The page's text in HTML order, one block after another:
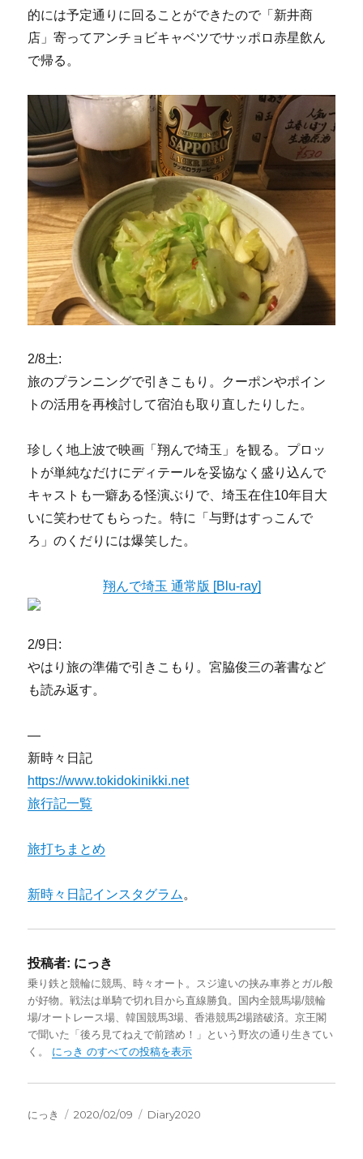
的には予定通りに回ることができたので「新井商
店」寄ってアンチョビキャベツでサッポロ赤星飲ん
で帰る。
2/8土:
旅のプランニングで引きこもり。クーポンやポイン
トの活用を再検討して宿泊も取り直したりした。
珍しく地上波で映画「翔んで埼玉」を観る。プロッ
トが単純なだけにディテールを妥協なく盛り込んで
キャストも一癖ある怪演ぶりで、埼玉在住10年目大
いに笑わせてもらった。特に「与野はすっこんで
ろ」のくだりには爆笑した。
翔んで埼玉 通常版 [Blu-ray]
2/9日:
やはり旅の準備で引きこもり。宮脇俊三の著書など
も読み返す。
—
新時々日記
https://www.tokidokinikki.net
旅行記一覧
旅打ちまとめ
新時々日記インスタグラム 。
投稿者: にっき
乗り鉄と競輪に競馬、時々オート。スジ違いの挟み車券とガル般
が好物。戦法は単騎で切れ目から直線勝負。国内全競馬場/競輪
場/オートレース場、韓国競馬3場、香港競馬2場踏破済。京王閣
で聞いた「後ろ見てねえで前踏め！」という野次の通り生きてい
く。 にっき のすべての投稿を表示
投
にっき
投
2020/02/09
カ
Diary2020